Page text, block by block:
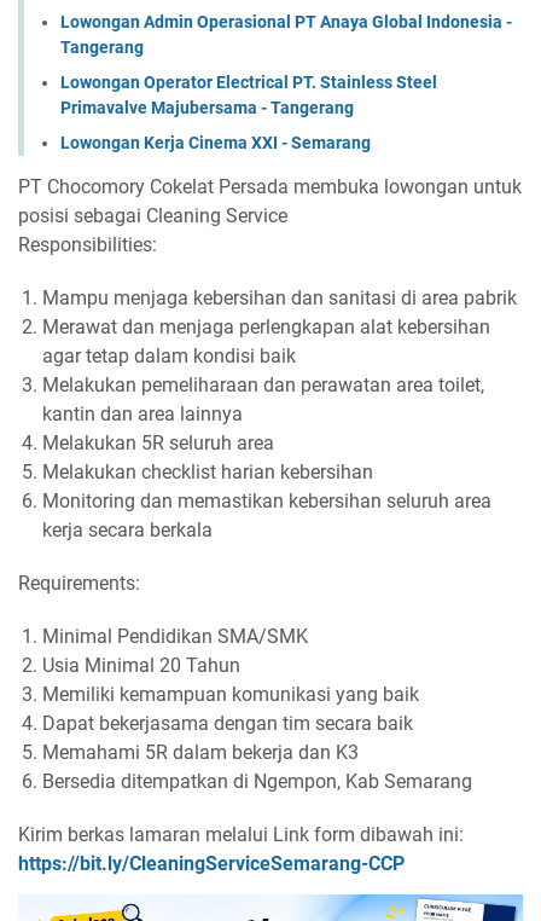
Lowongan Admin Operasional PT Anaya Global Indonesia -
Tangerang
Lowongan Operator Electrical PT. Stainless Steel
Primavalve Majubersama - Tangerang
Lowongan Kerja Cinema XXI - Semarang
PT Chocomory Cokelat Persada membuka lowongan untuk
posisi sebagai Cleaning Service
Responsibilities:
Mampu menjaga kebersihan dan sanitasi di area pabrik
Merawat dan menjaga perlengkapan alat kebersihan
agar tetap dalam kondisi baik
Melakukan pemeliharaan dan perawatan area toilet,
kantin dan area lainnya
Melakukan 5R seluruh area
Melakukan checklist harian kebersihan
Monitoring dan memastikan kebersihan seluruh area
kerja secara berkala
Requirements:
Minimal Pendidikan SMA/SMK
Usia Minimal 20 Tahun
Memiliki kemampuan komunikasi yang baik
Dapat bekerjasama dengan tim secara baik
Memahami 5R dalam bekerja dan K3
Bersedia ditempatkan di Ngempon, Kab Semarang
Kirim berkas lamaran melalui Link form dibawah ini:
https://bit.ly/CleaningServiceSemarang-CCP